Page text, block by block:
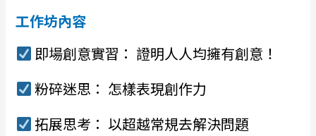
工作坊內容
即場創意實習： 證明人人均擁有創意！
粉碎迷思： 怎樣表現創作力
拓展思考： 以超越常規去解決問題